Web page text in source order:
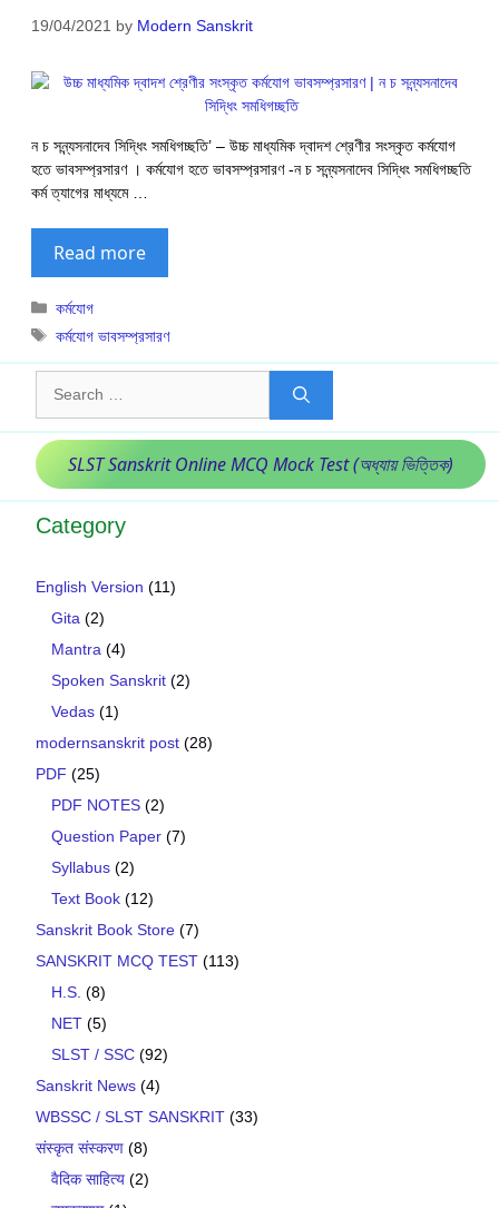
19/04/2021 by Modern Sanskrit
ন চ সন্ন্যসনাদেব সিদ্ধিং সমধিগচ্ছতি’ – উচ্চ মাধ্যমিক দ্বাদশ শ্রেণীর সংস্কৃত কর্মযোগ
হতে ভাবসম্প্রসারণ । কর্মযোগ হতে ভাবসম্প্রসারণ -ন চ সন্ন্যসনাদেব সিদ্ধিং সমধিগচ্ছতি
কর্ম ত্যাগের মাধ্যমে …
Read more
Categories
কর্মযোগ
Tags
কর্মযোগ ভাবসম্প্রসারণ
for:
SLST Sanskrit Online MCQ Mock Test (অধ্যায় ভিত্তিক)
Category
English Version (11)
Gita (2)
Mantra (4)
Spoken Sanskrit (2)
Vedas (1)
modernsanskrit post (28)
PDF (25)
PDF NOTES (2)
Question Paper (7)
Syllabus (2)
Text Book (12)
Sanskrit Book Store (7)
SANSKRIT MCQ TEST (113)
H.S. (8)
NET (5)
SLST / SSC (92)
Sanskrit News (4)
WBSSC / SLST SANSKRIT (33)
संस्कृत संस्करण (8)
वैदिक साहित्य (2)